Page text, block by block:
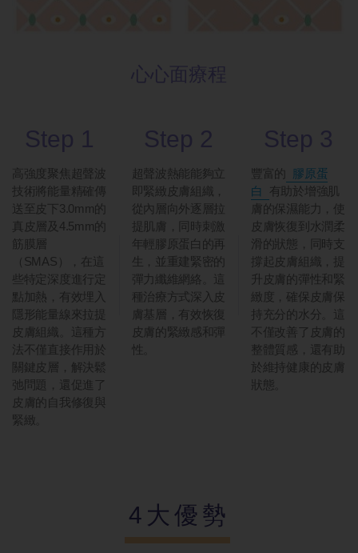
心心面療程
Step 1
高強度聚焦超聲波
技術將能量精確傳
送至皮下3.0mm的
真皮層及4.5mm的
筋膜層
（SMAS），在這
些特定深度進行定
點加熱，有效埋入
隱形能量線來拉提
皮膚組織。這種方
法不僅直接作用於
關鍵皮層，解決鬆
弛問題，還促進了
皮膚的自我修復與
緊緻。
Step 2
超聲波熱能能夠立
即緊緻皮膚組織，
從內層向外逐層拉
提肌膚，同時刺激
年輕膠原蛋白的再
生，並重建緊密的
彈力纖維網絡。這
種治療方式深入皮
膚基層，有效恢復
皮膚的緊緻感和彈
性。
Step 3
豐富的
膠原蛋
白
有助於增強肌
膚的保濕能力，使
皮膚恢復到水潤柔
滑的狀態，同時支
撐起皮膚組織，提
升皮膚的彈性和緊
緻度，確保皮膚保
持充分的水分。這
不僅改善了皮膚的
整體質感，還有助
於維持健康的皮膚
狀態。
4大優勢